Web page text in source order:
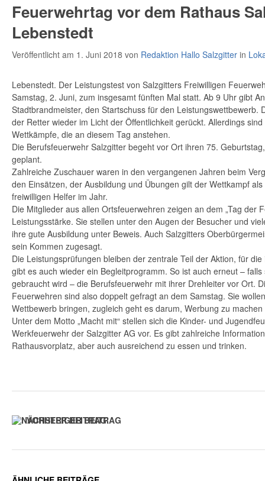
Feuerwehrtag vor dem Rathaus
Lebenstedt
Veröffentlicht am 1. Juni 2018 von Redaktion Hallo Salzgitter in
Lebenstedt. Der Leistungstest von Salzgitters Freiwilligen
Samstag, 2. Juni, zum insgesamt fünften Mal statt. Ab 9 Uhr gibt
Stadtbrandmeister, den Startschuss für den Leistungswettbewerb.
der Retter wieder im Licht der Öffentlichkeit gerückt. Allerdings
Wettkämpfe, die an diesem Tag anstehen.
Die Berufsfeuerwehr Salzgitter begeht vor Ort ihren 75.
geplant.
Zahlreiche Zuschauer waren in den vergangenen Jahren beim
den Einsätzen, der Ausbildung und Übungen gilt der Wettkampf
freiwilligen Helfer im Jahr.
Die Mitglieder aus allen Ortsfeuerwehren zeigen an dem „Tag der
Leistungsstärke. Sie stellen unter den Augen der Besucher und
ihre gute Ausbildung unter Beweis. Auch Salzgitters
sein Kommen zugesagt.
Die Leistungsprüfungen bleiben der zentrale Teil der Aktion, für
gibt es auch wieder ein Begleitprogramm. So ist auch erneut –
gebraucht wird – die Berufsfeuerwehr mit ihrer Drehleiter vor Ort.
Feuerwehren sind also doppelt gefragt an dem Samstag. Sie
Wettbewerb bringen, zugleich geht es darum, Werbung zu
Unter dem Motto „Macht mit“ stellen sich die Kinder- und
Werkfeuerwehr der Salzgitter AG vor. Es gibt zahlreiche
Rathausvorplatz, aber auch ausreichend zu essen und trinken.
VORHERIGER BEITRAG